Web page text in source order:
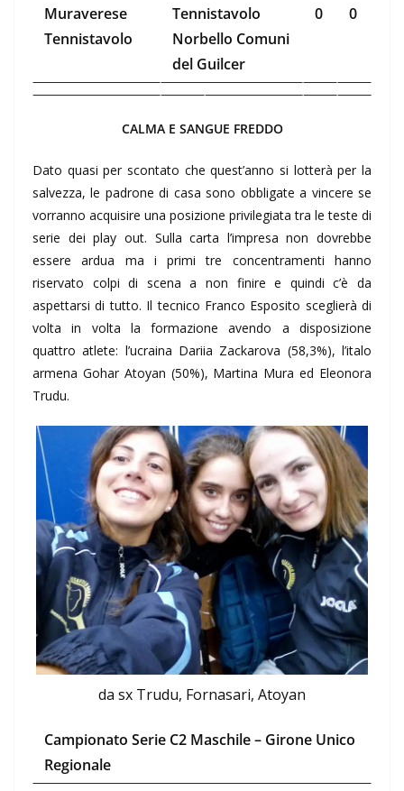
Muraverese
Tennistavolo
Tennistavolo
Norbello Comuni
del Guilcer
0 0
CALMA E SANGUE FREDDO
Dato quasi per scontato che quest’anno si lotterà per la
salvezza, le padrone di casa sono obbligate a vincere se
vorranno acquisire una posizione privilegiata tra le teste di
serie dei play out. Sulla carta l’impresa non dovrebbe
essere ardua ma i primi tre concentramenti hanno
riservato colpi di scena a non finire e quindi c’è da
aspettarsi di tutto. Il tecnico Franco Esposito sceglierà di
volta in volta la formazione avendo a disposizione
quattro atlete: l’ucraina Dariia Zackarova (58,3%), l’italo
armena Gohar Atoyan (50%), Martina Mura ed Eleonora
Trudu.
da sx Trudu, Fornasari, Atoyan
Campionato Serie C2 Maschile – Girone Unico
Regionale